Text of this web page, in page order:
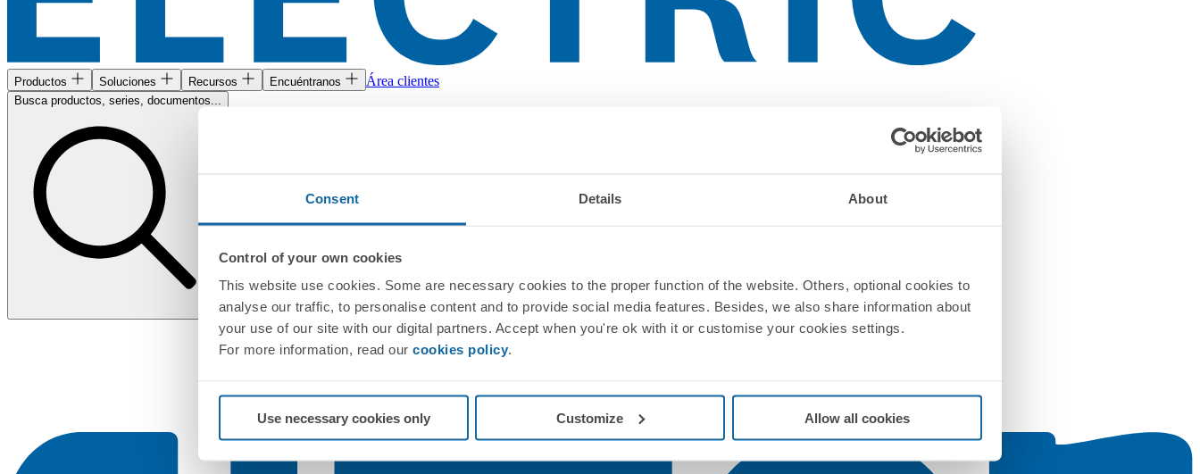
Consent Details About
Control of your own cookies
This website use cookies. Some are necessary cookies to the proper function of the website. Others, optional cookies to
analyse our traffic, to personalise content and to provide social media features. Besides, we also share information about
your use of our site with our digital partners. Accept when you're ok with it or customise your cookies settings.
For more information, read our cookies policy.
Use necessary cookies only Customize Allow all cookies
Productos Soluciones Recursos Encuéntranos Área clientes
Busca productos, series, documentos...